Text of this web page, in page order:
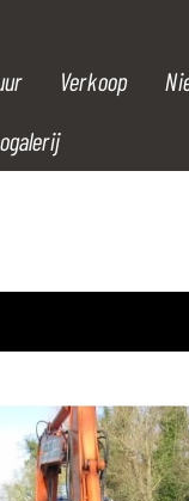
Verkoop